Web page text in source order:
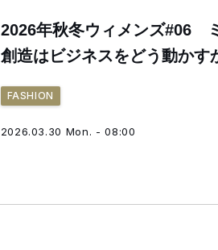
2026年秋冬ウィメンズ#06
創造はビジネスをどう動かす
FASHION
2026.03.30 Mon. - 08:00